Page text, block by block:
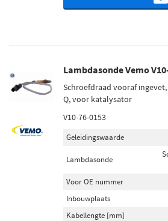
Lambdasonde Vemo
Schroefdraad vooraf ingevet,
Q, voor katalysator
V10-76-0153
Geleidingswaarde
Lambdasonde
Voor OE nummer
Inbouwplaats
Kabellengte [mm]